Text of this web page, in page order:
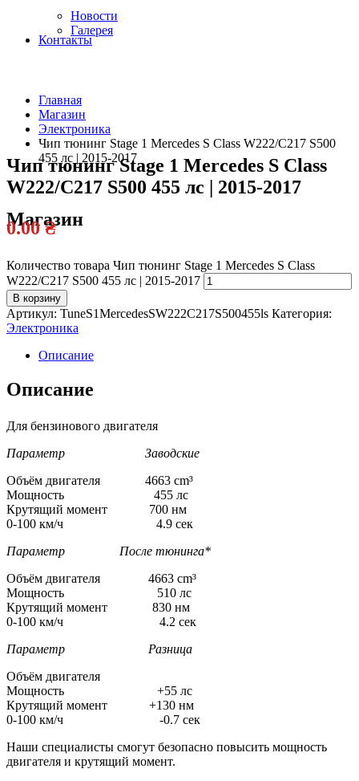
Новости
Галерея
Контакты
Главная
Магазин
Электроника
Чип тюнинг Stage 1 Mercedes S Class W222/C217 S500
455 лс | 2015-2017
Магазин
Чип тюнинг Stage 1 Mercedes S Class
W222/C217 S500 455 лс | 2015-2017
0.00₴
Количество товара Чип тюнинг Stage 1 Mercedes S Class
W222/C217 S500 455 лс | 2015-2017
В корзину
Артикул: TuneS1MercedesSW222C217S500455ls Категория:
Электроника
Описание
Описание
Для бензинового двигателя
Параметр Заводские
Объём двигателя 4663 cm³
Мощность 455 лс
Крутящий момент 700 нм
0-100 км/ч 4.9 сек
Параметр После тюнинга*
Объём двигателя 4663 cm³
Мощность 510 лс
Крутящий момент 830 нм
0-100 км/ч 4.2 сек
Параметр Разница
Объём двигателя
Мощность +55 лс
Крутящий момент +130 нм
0-100 км/ч -0.7 сек
Наши специалисты смогут безопасно повысить мощность
двигателя и крутящий момент.